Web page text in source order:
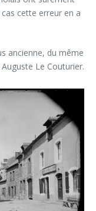
cette erreur en a
ancienne, du même
Le Couturier.